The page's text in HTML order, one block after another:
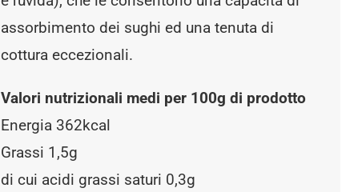
assorbimento dei sughi ed una tenuta di
cottura eccezionali.
Valori nutrizionali medi per 100g di prodotto
Energia 362kcal
Grassi 1,5g
di cui acidi grassi saturi 0,3g